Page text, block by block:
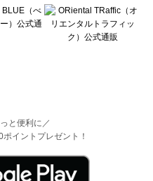
と便利に／
イントプレゼント！